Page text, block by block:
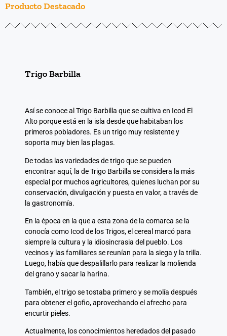
Producto Destacado
Trigo Barbilla
Así se conoce al Trigo Barbilla que se cultiva en Icod El
Alto porque está en la isla desde que habitaban los
primeros pobladores. Es un trigo muy resistente y
soporta muy bien las plagas.
De todas las variedades de trigo que se pueden
encontrar aquí, la de Trigo Barbilla se considera la más
especial por muchos agricultores, quienes luchan por su
conservación, divulgación y puesta en valor, a través de
la gastronomía.
En la época en la que a esta zona de la comarca se la
conocía como Icod de los Trigos, el cereal marcó para
siempre la cultura y la idiosincrasia del pueblo. Los
vecinos y las familiares se reunían para la siega y la trilla.
Luego, había que despalillarlo para realizar la molienda
del grano y sacar la harina.
También, el trigo se tostaba primero y se molía después
para obtener el gofio, aprovechando el afrecho para
encurtir pieles.
Actualmente, los conocimientos heredados del pasado